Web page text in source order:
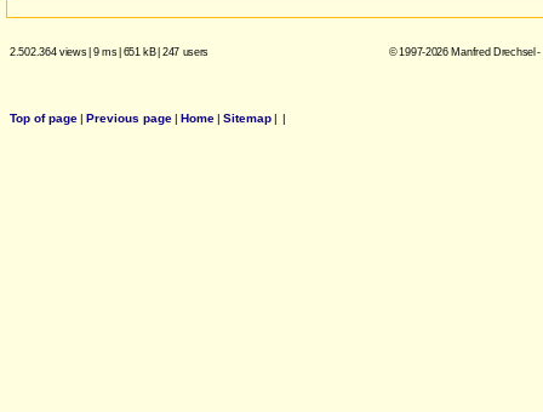
2.502.364 views| 9 ms| 651 kB| 247 users © 1997-2026 Manfred Drechsel
Top of page| Previous page| Home| Sitemap| |